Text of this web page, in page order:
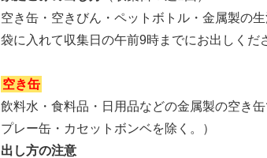
空き缶・空きびん・ペットボトル・金属製の
袋に入れて収集日の午前9時までにお出しくだ
空き缶
飲料水・食料品・日用品などの金属製の空き
プレー缶・カセットボンベを除く。）
出し方の注意